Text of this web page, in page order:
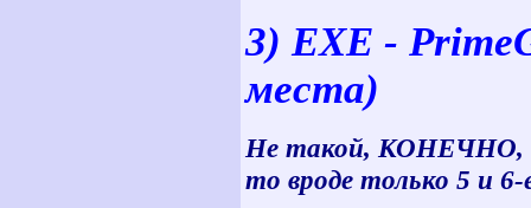
3) EXE -
места)
Не такой, КОНЕЧНО,
то вроде только 5 и